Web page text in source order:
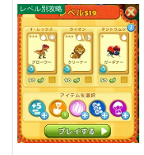
レベル別攻略